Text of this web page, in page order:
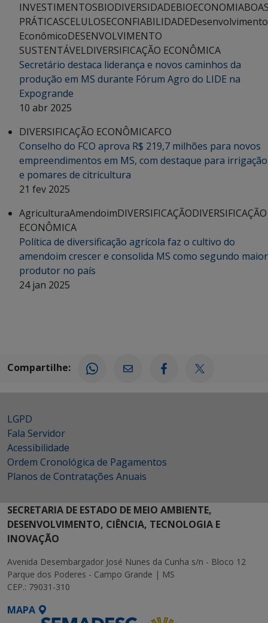
INVESTIMENTOSBIODIVERSIDADEBIOECONOMIA
PRÁTICASCELULOSECONFIABILIDADEDesenvolvimento
EconômicoDESENVOLVIMENTO
SUSTENTÁVELDIVERSIFICAÇÃO ECONÔMICA
Secretário destaca liderança e novos caminhos da
produção em MS durante Fórum Agro do LIDE na
Expogrande
10 abr 2025
DIVERSIFICAÇÃO ECONÔMICAFCO
Conselho do FCO aprova R$ 219,7 milhões para novos
empreendimentos em MS, com destaque para irrigação
e pomares de citricultura
21 fev 2025
AgriculturaAmendoimDIVERSIFICAÇÃODIVERSIFICAÇÃO
ECONÔMICA
Política de diversificação agrícola faz o cultivo do
amendoim crescer e consolida MS como segundo maior
produtor no país
24 jan 2025
Compartilhe:
LGPD
Fala Servidor
Acessibilidade
Ordem Cronológica de Pagamentos
Planos de Contratações Anuais
SECRETARIA DE ESTADO DE MEIO AMBIENTE,
DESENVOLVIMENTO, CIÊNCIA, TECNOLOGIA E
INOVAÇÃO
Avenida Desembargador José Nunes da Cunha s/n - Bloco 12
Parque dos Poderes - Campo Grande | MS
CEP.: 79031-310
MAPA